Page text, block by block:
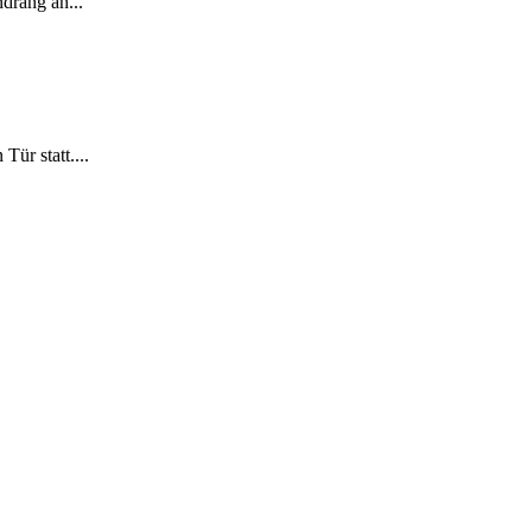
Tür statt....